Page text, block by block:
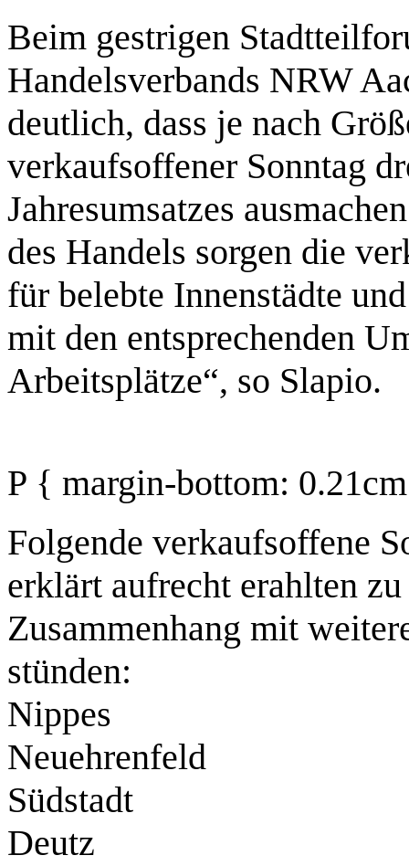
Beim gestrigen
Handelsverbands NRW
deutlich, dass je nach
verkaufsoffener Sonntag
Jahresumsatzes
des Handels sorgen die
für belebte Innenstädte
mit den entsprechenden
Arbeitsplätze“, so Slapio.
P { margin-bottom:
Folgende verkaufsoffene
erklärt aufrecht erahlten
Zusammenhang mit
stünden:
Nippes
Neuehrenfeld
Südstadt
Deutz